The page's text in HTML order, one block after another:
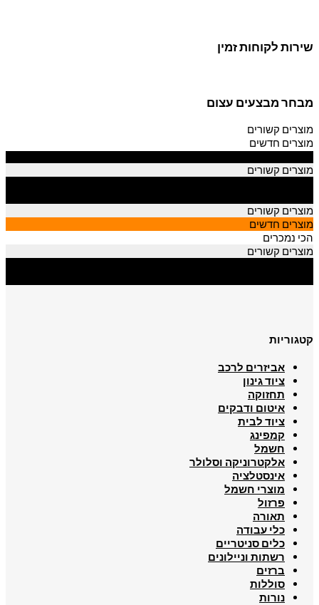
שירות לקוחות זמין
מבחר מבצעים עצום
מוצרים קשורים
מוצרים חדשים
מוצרים קשורים
מוצרים קשורים
מוצרים חדשים
הכי נמכרים
מוצרים קשורים
קטגוריות
אביזרים לרכב
ציוד גינון
תחזוקה
איטום ודבקים
ציוד לבית
קמפינג
חשמל
אלקטרוניקה וסלולר
אינסטלציה
מוצרי חשמל
פרזול
תאורה
כלי עבודה
כלים סניטריים
רשתות וניילונים
ברזים
סוללות
נורות